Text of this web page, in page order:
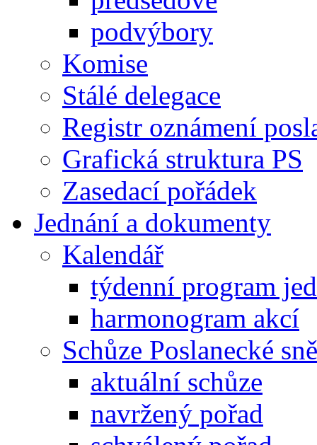
podvýbory
Komise
Stálé delegace
Registr oznámení
Grafická struktura PS
Zasedací pořádek
Jednání a dokumenty
Kalendář
týdenní program
harmonogram akcí
Schůze Poslanecké
aktuální schůze
navržený pořad